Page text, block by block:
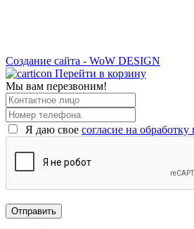
Создание сайта - WoW DESIGN
Перейти в корзину
Мы вам перезвоним!
Я даю свое согласие на